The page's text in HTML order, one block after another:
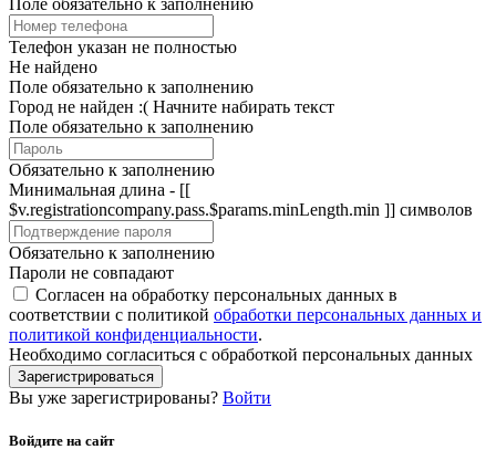
Поле обязательно к заполнению
Телефон указан не полностью
Не найдено
Поле обязательно к заполнению
Город не найден :( Начните набирать текст
Поле обязательно к заполнению
Обязательно к заполнению
Минимальная длина - [[
$v.registrationcompany.pass.$params.minLength.min ]] символов
Обязательно к заполнению
Пароли не совпадают
Согласен на обработку персональных данных в
соответствии с политикой обработки персональных данных и
политикой конфиденциальности.
Необходимо согласиться с обработкой персональных данных
Зарегистрироваться
Вы уже зарегистрированы? Войти
Войдите на сайт